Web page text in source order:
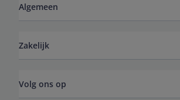
Algemeen
Zakelijk
Volg ons op